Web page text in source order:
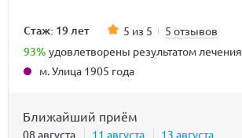
Стаж: 19 лет 5 из 5 5 отзывов
93% удовлетворены результатом лечения
м. Улица 1905 года
Ближайший приём
08 августа 11 августа 13 августа